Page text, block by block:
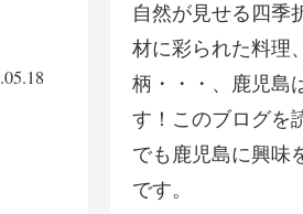
自然が見せる四季
材に彩られた料理
柄・・・、鹿児島
す！このブログを
でも鹿児島に興味
です。